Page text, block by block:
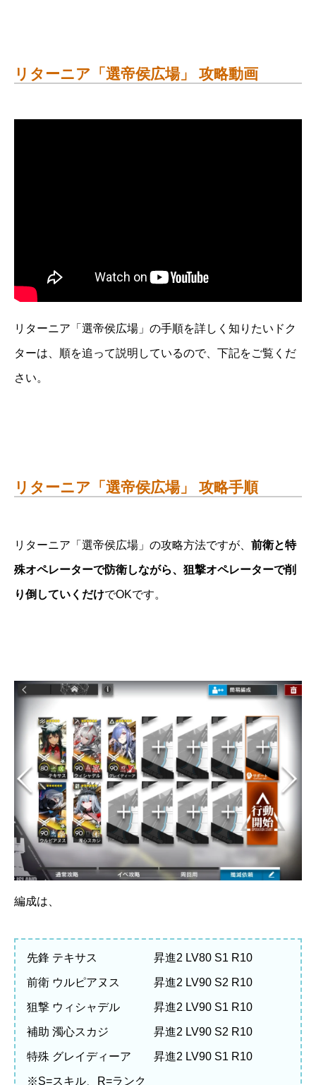
リターニア「選帝侯広場」 攻略動画
リターニア「選帝侯広場」の手順を詳しく知りたいドク
ターは、順を追って説明しているので、下記をご覧くだ
さい。
リターニア「選帝侯広場」 攻略手順
リターニア「選帝侯広場」の攻略方法ですが、 前衛と特
殊オペレーターで防衛しながら、狙撃オペレーターで削
り倒していくだけでOKです。
編成は、
先鋒 テキサス 昇進2 LV80 S1 R10
前衛 ウルピアヌス 昇進2 LV90 S2 R10
狙撃 ウィシャデル 昇進2 LV90 S1 R10
補助 濁心スカジ 昇進2 LV90 S2 R10
特殊 グレイディーア 昇進2 LV90 S1 R10
※S=スキル、R=ランク